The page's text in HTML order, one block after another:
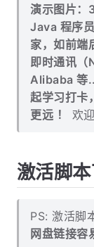
演示图片：
Java 程序
家，如前端
即时通讯
Alibaba 等
起学习打卡
更远 ！
欢
激活脚
PS: 激活脚
网盘链接容